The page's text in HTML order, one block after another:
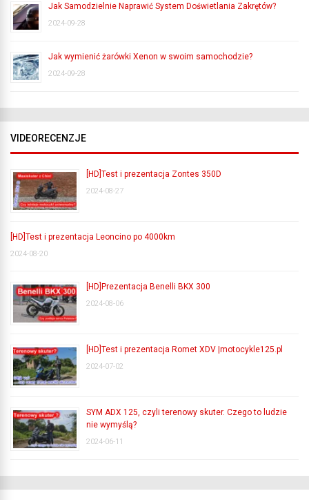
Jak Samodzielnie Naprawić System Doświetlania Zakrętów?
2024-09-28
Jak wymienić żarówki Xenon w swoim samochodzie?
2024-09-28
VIDEORECENZJE
[HD]Test i prezentacja Zontes 350D
2024-08-27
[HD]Test i prezentacja Leoncino po 4000km
2024-08-20
[HD]Prezentacja Benelli BKX 300
2024-08-06
[HD]Test i prezentacja Romet XDV |motocykle125.pl
2024-07-02
SYM ADX 125, czyli terenowy skuter. Czego to ludzie
nie wymyślą?
2024-06-11